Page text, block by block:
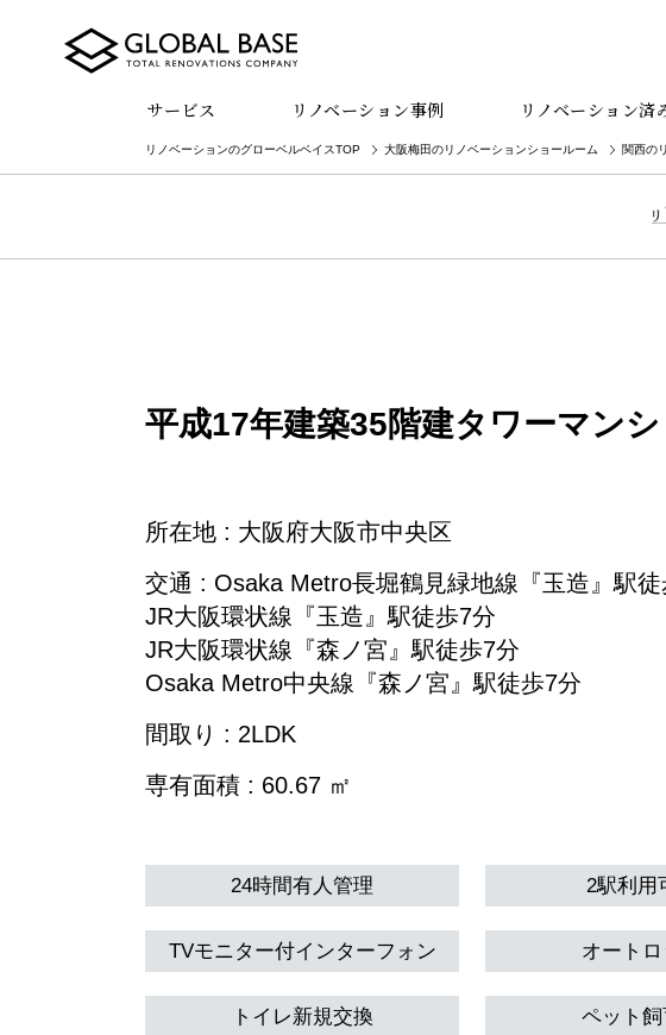
サービス リノベーション事例 リノベーション済
リノベーションのグローベルベイスTOP 大阪梅田のリノベーションショールーム 関西の
平成17年建築35階建タワーマン
所在地 : 大阪府大阪市中央区
交通 : Osaka Metro長堀鶴見緑地線『玉造』駅徒
JR大阪環状線『玉造』駅徒歩7分
JR大阪環状線『森ノ宮』駅徒歩7分
Osaka Metro中央線『森ノ宮』駅徒歩7分
間取り : 2LDK
専有面積 : 60.67 ㎡
24時間有人管理 2駅利用
TVモニター付インターフォン オートロ
トイレ新規交換 ペット